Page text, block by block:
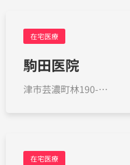
在宅医療
駒田医院
津市芸濃町林190-…
在宅医療